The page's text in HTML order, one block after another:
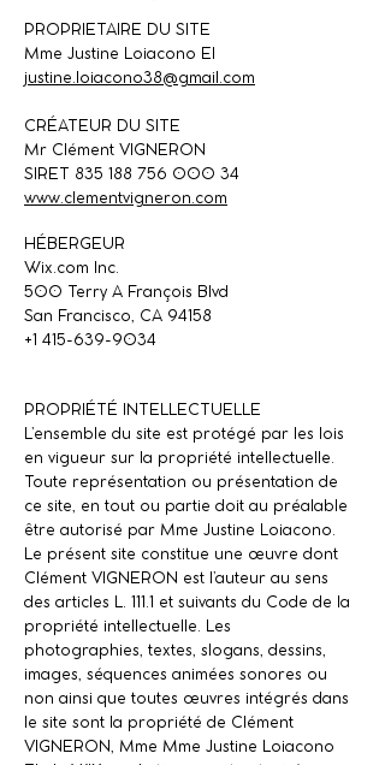
PROPRIETAIRE DU SITE
Mme Justine Loiacono EI
justine.loiacono38@gmail.com
CRÉATEUR DU SITE
Mr Clément VIGNERON
SIRET 835 188 756 000 34
www.clementvigneron.com
HÉBERGEUR
Wix.com Inc.
500 Terry A François Blvd
San Francisco, CA 94158
+1 415-639-9034
PROPRIÉTÉ INTELLECTUELLE
L’ensemble du site est protégé par les lois
en vigueur sur la propriété intellectuelle.
Toute représentation ou présentation de
ce site, en tout ou partie doit au préalable
être autorisé par Mme Justine Loiacono.
Le présent site constitue une œuvre dont
Clément VIGNERON est l’auteur au sens
des articles L. 111.1 et suivants du Code de la
propriété intellectuelle. Les
photographies, textes, slogans, dessins,
images, séquences animées sonores ou
non ainsi que toutes œuvres intégrés dans
le site sont la propriété de Clément
VIGNERON, Mme Mme Justine Loiacono